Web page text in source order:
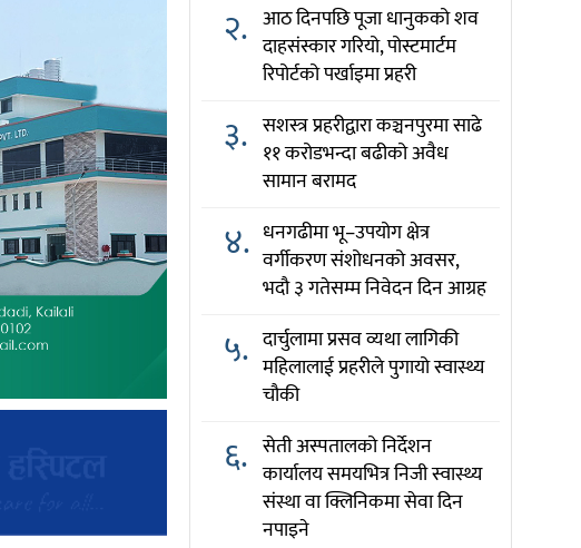
२. आठ दिनपछि पूजा धानुकको शव
दाहसंस्कार गरियो, पोस्टमार्टम
रिपोर्टको पर्खाइमा प्रहरी
३. सशस्त्र प्रहरीद्वारा कञ्चनपुरमा साढे
११ करोडभन्दा बढीको अवैध
सामान बरामद
४. धनगढीमा भू–उपयोग क्षेत्र
वर्गीकरण संशोधनको अवसर,
भदौ ३ गतेसम्म निवेदन दिन आग्रह
५. दार्चुलामा प्रसव व्यथा लागिकी
महिलालाई प्रहरीले पुगायो स्वास्थ्य
चौकी
६. सेती अस्पतालको निर्देशन
कार्यालय समयभित्र निजी स्वास्थ्य
संस्था वा क्लिनिकमा सेवा दिन
नपाइने